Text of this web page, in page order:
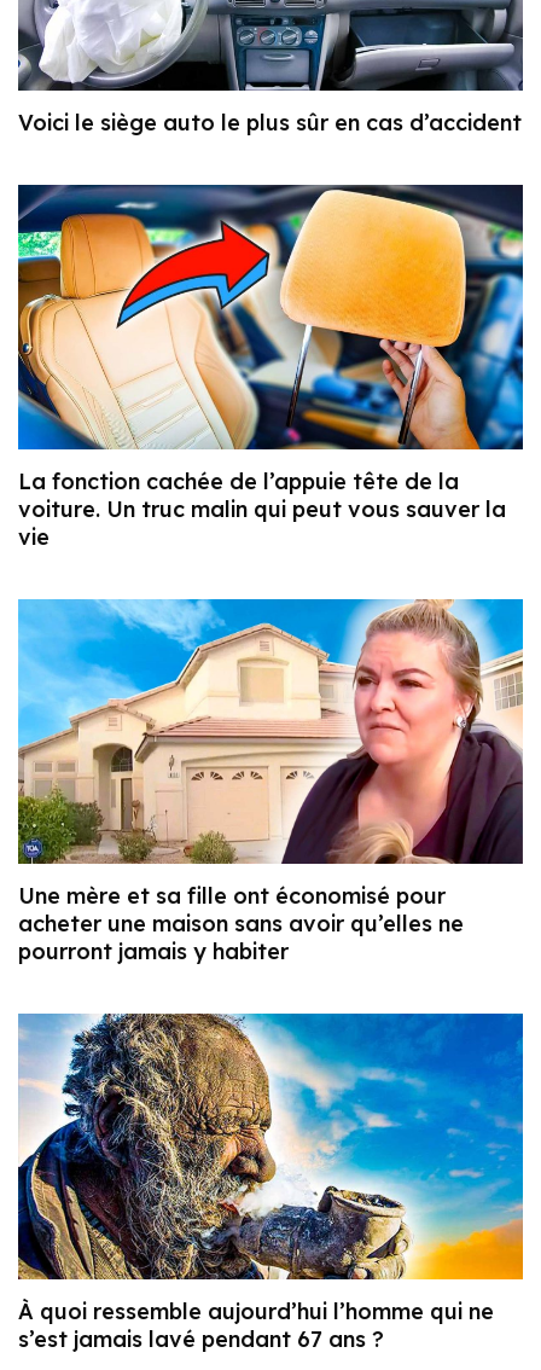
Voici le siège auto le plus sûr en cas d’accident
La fonction cachée de l’appuie tête de la
voiture. Un truc malin qui peut vous sauver la
vie
Une mère et sa fille ont économisé pour
acheter une maison sans avoir qu’elles ne
pourront jamais y habiter
À quoi ressemble aujourd’hui l’homme qui ne
s’est jamais lavé pendant 67 ans ?